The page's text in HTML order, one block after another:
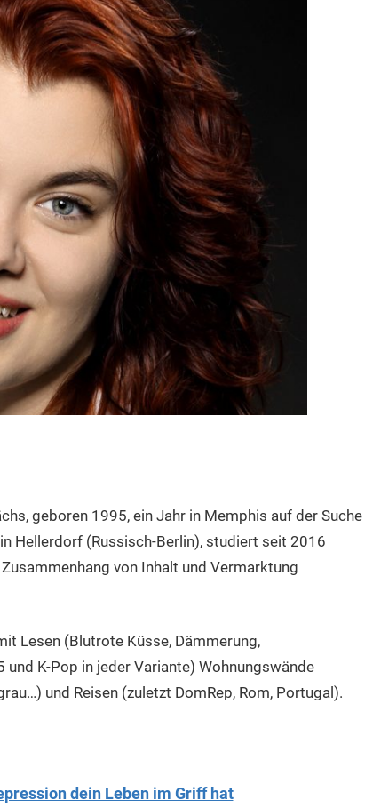
geboren 1995, ein Jahr in Memphis auf der Suche
Hellerdorf (Russisch-Berlin), studiert seit 2016
von Inhalt und Vermarktung
Lesen (Blutrote Küsse, Dämmerung,
K-Pop in jeder Variante) Wohnungswände
und Reisen (zuletzt DomRep, Rom, Portugal).
dein Leben im Griff hat